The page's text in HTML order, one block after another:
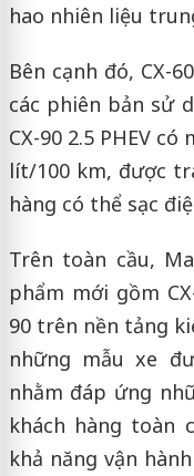
hao nhiên liệu
Bên cạnh đó, CX-
các phiên bản sử
CX-90 2.5 PHEV
lít/100 km, được
hàng có thể sạc
Trên toàn cầu,
phẩm mới gồm
90 trên nền tảng
những mẫu xe
nhằm đáp ứng
khách hàng toàn
khả năng vận